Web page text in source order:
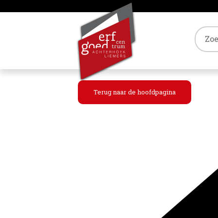
Terug naar de hoofdpagina